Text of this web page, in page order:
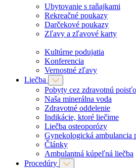
Ubytovanie s raňajkami
Rekreačné poukazy
Darčekové poukazy
Zľavy a zľavové karty
Kultúrne podujatia
Konferencia
Vernostné zľavy
Liečba
Pobyty cez zdravotnú
Naša minerálna voda
Zdravotné oddelenie
Indikácie, ktoré liečime
Liečba osteoporózy
Gynekologická ambulancia
Články
Ambulantná kúpeľná liečba
Procedúry